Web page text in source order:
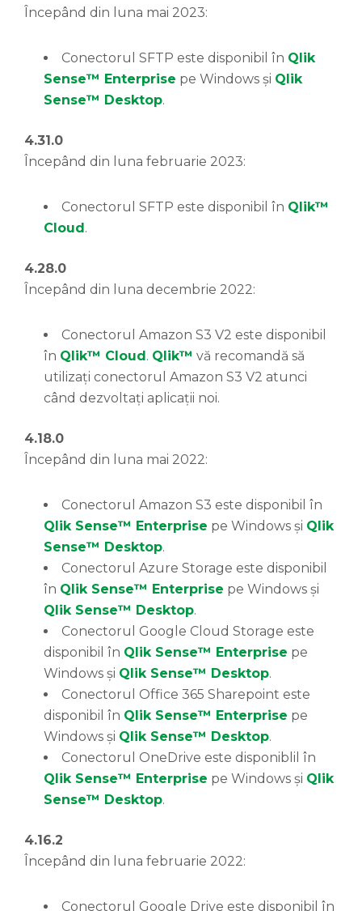
Începând din luna mai 2023:
Conectorul SFTP este disponibil în Qlik
Sense™ Enterprise pe Windows și Qlik
Sense™ Desktop.
4.31.0
Începând din luna februarie 2023:
Conectorul SFTP este disponibil în Qlik™
Cloud.
4.28.0
Începând din luna decembrie 2022:
Conectorul Amazon S3 V2 este disponibil
în Qlik™ Cloud. Qlik™ vă recomandă să
utilizați conectorul Amazon S3 V2 atunci
când dezvoltați aplicații noi.
4.18.0
Începând din luna mai 2022:
Conectorul Amazon S3 este disponibil în
Qlik Sense™ Enterprise pe Windows și Qlik
Sense™ Desktop.
Conectorul Azure Storage este disponibil
în Qlik Sense™ Enterprise pe Windows și
Qlik Sense™ Desktop.
Conectorul Google Cloud Storage este
disponibil în Qlik Sense™ Enterprise pe
Windows și Qlik Sense™ Desktop.
Conectorul Office 365 Sharepoint este
disponibil în Qlik Sense™ Enterprise pe
Windows și Qlik Sense™ Desktop.
Conectorul OneDrive este disponiblil în
Qlik Sense™ Enterprise pe Windows și Qlik
Sense™ Desktop.
4.16.2
Începând din luna februarie 2022:
Conectorul Google Drive este disponibil în